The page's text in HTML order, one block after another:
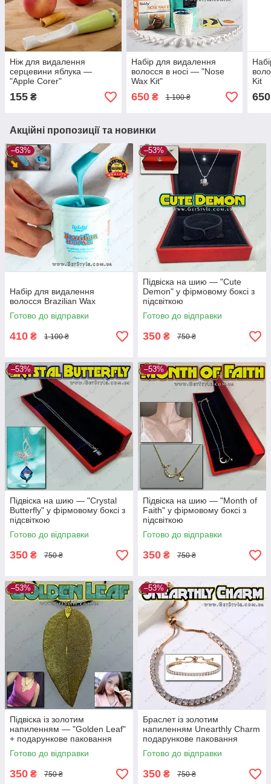
Ніж для видалення
серцевини яблука —
"Apple Corer"
155 ₴
Набір для видалення
волосся в носі — "Nose
Wax Kit"
650₴ 1 100 ₴
Kit
650
Акційні пропозиції та новинки
–63%
Набір для видалення
волосся Brazilian Wax
Готово до відправки
410 ₴ 1 100 ₴
–53%
Підвіска на шию — "Cute
Demon" у фірмовому боксі з
підсвіткою
Готово до відправки
350 ₴ 750 ₴
–53%
Підвіска на шию — "Crystal
Butterfly" у фірмовому боксі з
підсвіткою
Готово до відправки
350 ₴ 750 ₴
–53%
Підвіска на шию — "Month of
Faith" у фірмовому боксі з
підсвіткою
Готово до відправки
350 ₴ 750 ₴
–53%
Підвіска із золотим
напиленням — "Golden Leaf"
+ подарункове паковання
Готово до відправки
350 ₴ 750 ₴
–53%
Браслет із золотим
напиленням Unearthly Charm
подарункове паковання
Готово до відправки
350 ₴ 750 ₴